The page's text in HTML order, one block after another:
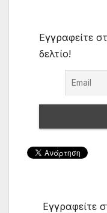
Εγγραφείτε
δελτίο!
Εγγραφείτε